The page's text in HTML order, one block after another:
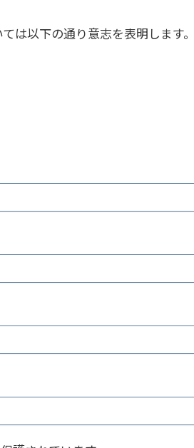
は以下の通り意志を表明します。